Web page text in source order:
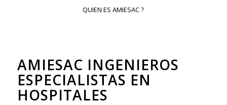
QUIEN ES AMIESAC ?
AMIESAC INGENIEROS
ESPECIALISTAS EN
HOSPITALES